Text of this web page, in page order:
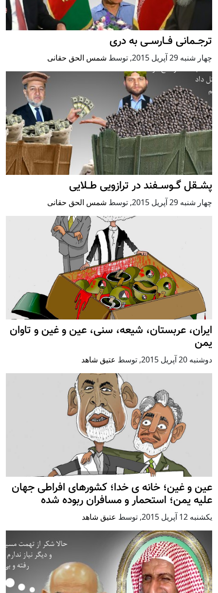
ترجــمانی فــارســی به دری
چهار شنبه 29 آپریل 2015 , توسط شمس الحق حقانی
پشــقل گــوســفند در ترازویی طــلایی
چهار شنبه 29 آپریل 2015 , توسط شمس الحق حقانی
ایران، عربستان، شیعه، سنی، عین و غین و تاوان
یمن
دوشنبه 20 آپریل 2015 , توسط عتیق شاهد
عین و غین؛ خانه ی خدا؛ کشورهای افراطی جهان
علیه یمن؛ استحمار و مسافران ربوده شده
يكشنبه 12 آپریل 2015 , توسط عتیق شاهد